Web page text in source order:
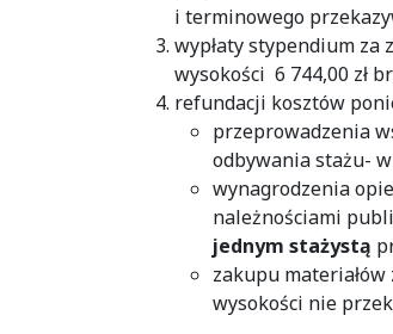
i terminowego
wypłaty stypendium za
wysokości 6 744,00 zł
refundacji kosztów
przeprowadzenia
odbywania stażu-
wynagrodzenia
należnościami
jednym stażystą
zakupu
wysokości nie